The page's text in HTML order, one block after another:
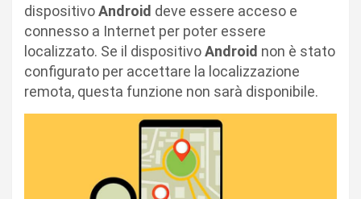
dispositivoAndroid deve essere acceso e
connesso a Internet per poter essere
localizzato. Se il dispositivoAndroid non è stato
configurato per accettare la localizzazione
remota, questa funzione non sarà disponibile.